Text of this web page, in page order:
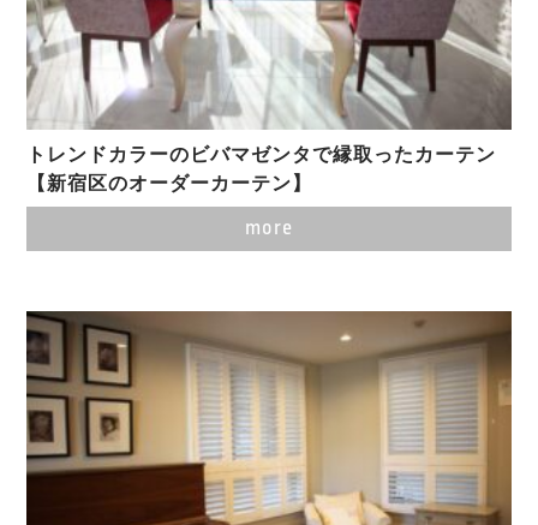
トレンドカラーのビバマゼンタで縁取ったカーテン
【新宿区のオーダーカーテン】
more